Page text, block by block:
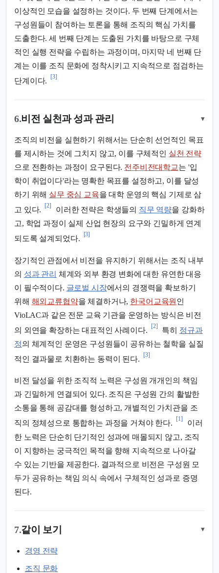
이상적인 모습을 설정하는 것이다. 두 번째 단계에서는
구성원들이 참여하는 토론을 통해 조직의 핵심 가치를
도출한다. 세 번째 단계는 도출된 가치를 바탕으로 구체
적인 실행 전략을 수립하는 과정이며, 마지막 네 번째 단
계는 이를 조직 문화에 정착시키고 지속적으로 점검하는
단계이다.
[3]
6.비전 실천과 성과 관리 ▾
조직의 비전을 실현하기 위해서는 단순히 선언적인 목표
를 제시하는 것에 그치지 않고, 이를 구체적인 실천 전략
으로 전환하는 과정이 요구된다. 전주비전대학교는 '입
학이 취업이다'라는 명확한 목표를 설정하고, 이를 달성
하기 위해 실무 중심 교육을 대학 운영의 핵심 기제로 삼
고 있다.
[2]
이러한 전략은 학생들의 직무 역량을 강화하
고, 학업 과정이 실제 산업 현장의 요구와 긴밀하게 연계
되도록 설계되었다.
[3]
장기적인 관점에서 비전을 유지하기 위해서는 조직 내부
의 성과 관리 체계와 외부 환경 변화에 대한 유연한 대응
이 필수적이다. 글로벌 시장에서의 경쟁력을 확보하기
위해 해외교류협약을 체결하거나, 한국어교육원 인
VioLAC과 같은 전문 교육 기관을 운영하는 방식은 비전
의 외연을 확장하는 대표적인 사례이다.
[2]
특히 정규과
정의 체계적인 운영은 구성원들이 공유하는 철학을 실질
적인 결과물로 치환하는 동력이 된다.
[3]
비전 달성을 위한 조직적 노력은 구성원 개개인의 책임
과 긴밀하게 연결되어 있다. 조직은 구성원 간의 활발한
소통을 통해 공감대를 형성하고, 개별적인 가치관을 조
직의 정체성으로 통합하는 과정을 거쳐야 한다.
[1]
이러
한 노력은 단순히 단기적인 성과에 매몰되지 않고, 조직
이 지향하는 궁극적인 목적을 향해 지속적으로 나아갈
수 있는 기반을 제공한다. 결과적으로 비전은 구성원 모
두가 공유하는 책임 의식 속에서 구체적인 성과로 증명
된다.
7.같이 보기 ▾
경영 전략
조직 문화